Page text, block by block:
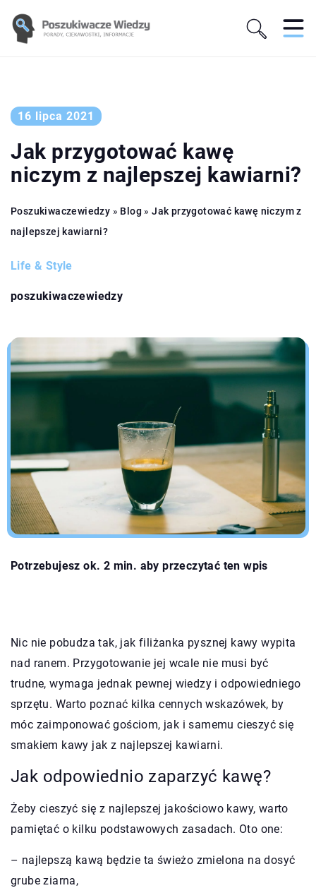
16 lipca 2021
Jak przygotować kawę
niczym z najlepszej kawiarni?
Poszukiwaczewiedzy » Blog »Jak przygotować kawę niczym z
najlepszej kawiarni?
Life & Style
poszukiwaczewiedzy
Potrzebujesz ok. 2 min. aby przeczytać ten wpis
Nic nie pobudza tak, jak filiżanka pysznej kawy wypita
nad ranem. Przygotowanie jej wcale nie musi być
trudne, wymaga jednak pewnej wiedzy i odpowiedniego
sprzętu. Warto poznać kilka cennych wskazówek, by
móc zaimponować gościom, jak i samemu cieszyć się
smakiem kawy jak z najlepszej kawiarni.
Jak odpowiednio zaparzyć kawę?
Żeby cieszyć się z najlepszej jakościowo kawy, warto
pamiętać o kilku podstawowych zasadach. Oto one:
– najlepszą kawą będzie ta świeżo zmielona na dosyć
grube ziarna,